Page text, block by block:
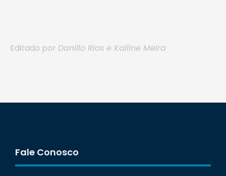
Editado por Danillo Rios e Kalline Meira
Fale Conosco